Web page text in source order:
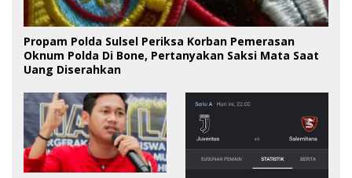
Propam Polda Sulsel Periksa Korban Pemerasan
Oknum Polda Di Bone, Pertanyakan Saksi Mata Saat
Uang Diserahkan